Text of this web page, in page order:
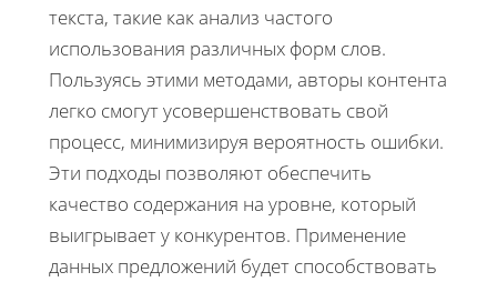
текста, такие как анализ частого
использования различных форм слов.
Пользуясь этими методами, авторы контента
легко смогут усовершенствовать свой
процесс, минимизируя вероятность ошибки.
Эти подходы позволяют обеспечить
качество содержания на уровне, который
выигрывает у конкурентов. Применение
данных предложений будет способствовать